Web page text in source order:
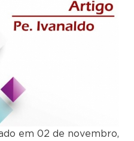
em 02 de novembro,